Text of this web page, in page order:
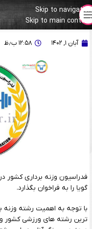
Skip to navigation
Skip to main content
لوگو فدراسیون وزنه‌برداری را
آبان ۱, ۱۴۰۲ ۱۲:۵۸ ب٫ظ
فدراسیون وزنه برداری کشور
گویا را به فراخوان بگذارد.
با توجه به اهمیت رشته وزنه
ترین رشته های ورزشی کشور و